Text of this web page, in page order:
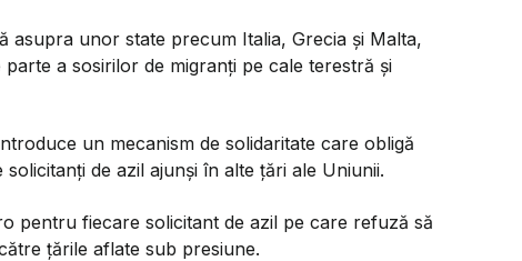
asupra unor state precum Italia, Grecia și Malta,
a sosirilor de migranți pe cale terestră și
un mecanism de solidaritate care obligă
de azil ajunși în alte țări ale Uniunii.
pentru fiecare solicitant de azil pe care refuză să
țările aflate sub presiune.